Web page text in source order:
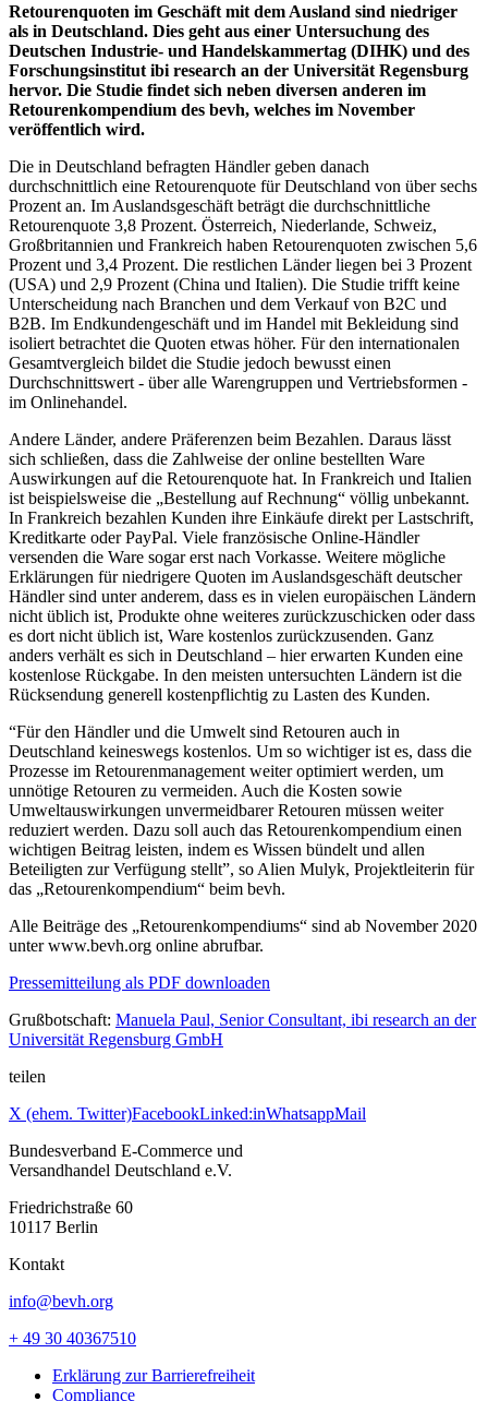
Retourenquoten im Geschäft mit dem Ausland sind niedriger
als in Deutschland. Dies geht aus einer Untersuchung des
Deutschen Industrie- und Handelskammertag (DIHK) und des
Forschungsinstitut ibi research an der Universität Regensburg
hervor. Die Studie findet sich neben diversen anderen im
Retourenkompendium des bevh, welches im November
veröffentlich wird.
Die in Deutschland befragten Händler geben danach
durchschnittlich eine Retourenquote für Deutschland von über sechs
Prozent an. Im Auslandsgeschäft beträgt die durchschnittliche
Retourenquote 3,8 Prozent. Österreich, Niederlande, Schweiz,
Großbritannien und Frankreich haben Retourenquoten zwischen 5,6
Prozent und 3,4 Prozent. Die restlichen Länder liegen bei 3 Prozent
(USA) und 2,9 Prozent (China und Italien). Die Studie trifft keine
Unterscheidung nach Branchen und dem Verkauf von B2C und
B2B. Im Endkundengeschäft und im Handel mit Bekleidung sind
isoliert betrachtet die Quoten etwas höher. Für den internationalen
Gesamtvergleich bildet die Studie jedoch bewusst einen
Durchschnittswert - über alle Warengruppen und Vertriebsformen -
im Onlinehandel.
Andere Länder, andere Präferenzen beim Bezahlen. Daraus lässt
sich schließen, dass die Zahlweise der online bestellten Ware
Auswirkungen auf die Retourenquote hat. In Frankreich und Italien
ist beispielsweise die „Bestellung auf Rechnung“ völlig unbekannt.
In Frankreich bezahlen Kunden ihre Einkäufe direkt per Lastschrift,
Kreditkarte oder PayPal. Viele französische Online-Händler
versenden die Ware sogar erst nach Vorkasse. Weitere mögliche
Erklärungen für niedrigere Quoten im Auslandsgeschäft deutscher
Händler sind unter anderem, dass es in vielen europäischen Ländern
nicht üblich ist, Produkte ohne weiteres zurückzuschicken oder dass
es dort nicht üblich ist, Ware kostenlos zurückzusenden. Ganz
anders verhält es sich in Deutschland – hier erwarten Kunden eine
kostenlose Rückgabe. In den meisten untersuchten Ländern ist die
Rücksendung generell kostenpflichtig zu Lasten des Kunden.
“Für den Händler und die Umwelt sind Retouren auch in
Deutschland keineswegs kostenlos. Um so wichtiger ist es, dass die
Prozesse im Retourenmanagement weiter optimiert werden, um
unnötige Retouren zu vermeiden. Auch die Kosten sowie
Umweltauswirkungen unvermeidbarer Retouren müssen weiter
reduziert werden. Dazu soll auch das Retourenkompendium einen
wichtigen Beitrag leisten, indem es Wissen bündelt und allen
Beteiligten zur Verfügung stellt”, so Alien Mulyk, Projektleiterin für
das „Retourenkompendium“ beim bevh.
Alle Beiträge des „Retourenkompendiums“ sind ab November 2020
unter www.bevh.org online abrufbar.
Pressemitteilung als PDF downloaden
Grußbotschaft: Manuela Paul, Senior Consultant, ibi research an der
Universität Regensburg GmbH
teilen
X (ehem. Twitter)FacebookLinked:inWhatsappMail
Bundesverband E-Commerce und
Versandhandel Deutschland e.V.
Friedrichstraße 60
10117 Berlin
Kontakt
info@bevh.org
+ 49 30 40367510
Erklärung zur Barrierefreiheit
Compliance